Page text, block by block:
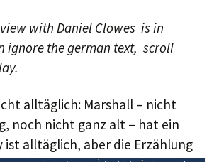
with Daniel Clowes is in
ignore the german text, scroll
alltäglich: Marshall – nicht
noch nicht ganz alt – hat ein
ist alltäglich, aber die Erzählung